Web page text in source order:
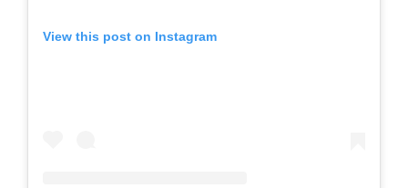
View this post on Instagram